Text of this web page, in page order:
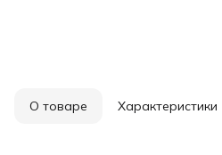
О товаре Характеристики